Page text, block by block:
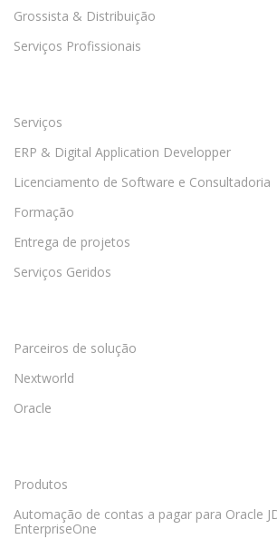
Grossista & Distribuição
Serviços Profissionais
Serviços
ERP & Digital Application Developper
Licenciamento de Software e Consultadoria
Formação
Entrega de projetos
Serviços Geridos
Parceiros de solução
Nextworld
Oracle
Produtos
Automação de contas a pagar para Oracle
EnterpriseOne